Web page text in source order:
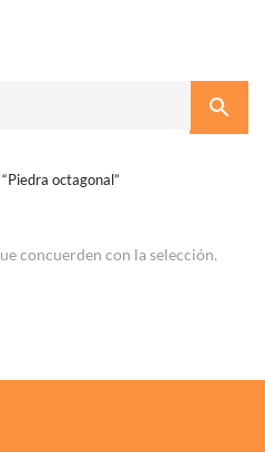
octagonal”
concuerden con la selección.